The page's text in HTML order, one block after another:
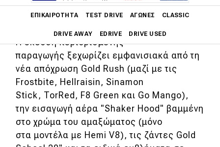
ΕΠΙΚΑΙΡΌΤΗΤΑ TEST DRIVE ΑΓΏΝΕΣ CLASSIC
DRIVE AWAY EDRIVE DRIVE USED
Main navigation
Επικαιρότητα
Νέα μοντέλα
Πρωτότυπα
Ελλάδα
παρουσίαση της πρώτης γενιάς του
muscle car.
Η έκδοση περιορισμένης
παραγωγής ξεχωρίζει εμφανισιακά από τη
νέα απόχρωση Gold Rush (μαζί με τις
Frostbite, Hellraisin, Sinamon
Stick, TorRed, F8 Green και Go Mango),
την εισαγωγή αέρα "Shaker Hood" βαμμένη
στο χρώμα του αμαξώματος (μόνο
στα μοντέλα με Hemi V8), τις ζάντες Gold